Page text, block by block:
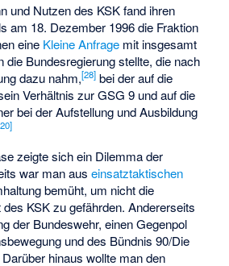
und Nutzen des KSK fand ihren
am 18. Dezember 1996 die Fraktion
eine Kleine Anfrage mit insgesamt
die Bundesregierung stellte, die nach
dazu nahm,[28] bei der auf die
Verhältnis zur GSG 9 und auf die
bei der Aufstellung und Ausbildung
20]
zeigte sich ein Dilemma der
war man auseinsatztaktischen
bemüht, um nicht die
KSK zu gefährden. Andererseits
der Bundeswehr, einen Gegenpol
und des Bündnis 90/Die
hinaus wollte man den